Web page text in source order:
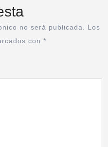
no será publicada.
Los
con *